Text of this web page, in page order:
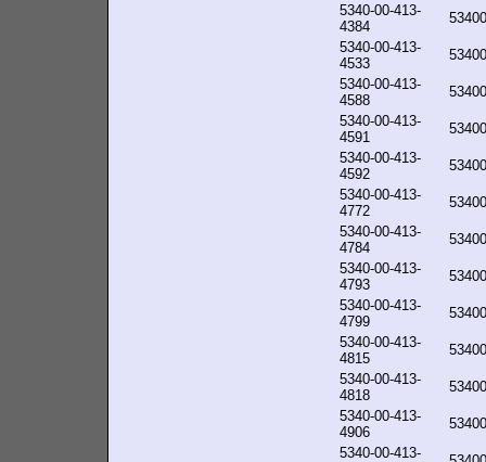
5340-00-413-
4384
5340-00-413-
4533
5340-00-413-
4588
5340-00-413-
4591
5340-00-413-
4592
5340-00-413-
4772
5340-00-413-
4784
5340-00-413-
4793
5340-00-413-
4799
5340-00-413-
4815
5340-00-413-
4818
5340-00-413-
4906
5340-00-413-